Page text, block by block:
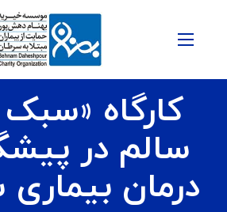
کارگاه
سالم در
درمان